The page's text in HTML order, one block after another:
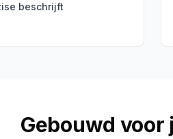
beschrijft
Gebouwd voor